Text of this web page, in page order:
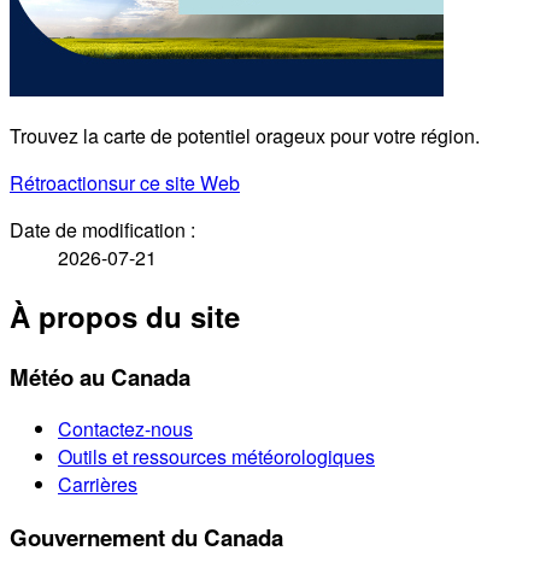
Trouvez la carte de potentiel orageux pour votre région.
Rétroactionsur ce site Web
Date de modification :
2026-07-21
À propos du site
Météo au Canada
Contactez-nous
Outils et ressources météorologiques
Carrières
Gouvernement du Canada